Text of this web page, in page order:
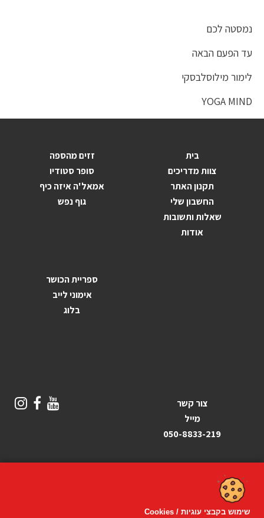
נמסטה לכם
עד הפעם הבאה
לימור מילוסלבסקי
YOGA MIND
בית
צוות מדריכים
תקנון האתר
החשבון שלי
שאלות ותשובות
אודות
זזים מהספה
סופר סטודיו
אמאל'ה איזה כיף
גוף נפש
ספריית הכושר
אימוני לייב
בלוג
צור קשר
מייל
050-8833-219
שימוש בקבצי עוגיות / Cookies